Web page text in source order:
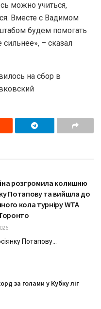
можно учиться,
Вместе с Вадимом
будем помогать
– сказал
на сбор в
розгромила колишню
Потапову та вийшла до
кола турніру WTA
Потапову...
за голами у Кубку ліг